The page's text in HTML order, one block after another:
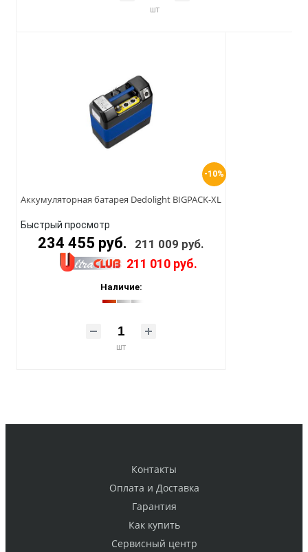
шт
-10%
Аккумуляторная батарея Dedolight BIGPACK-XL
Быстрый просмотр
234 455 руб. 211 009 руб.
211 010 руб.
Наличие:
шт
Контакты
Оплата и Доставка
Гарантия
Как купить
Cервисный центр